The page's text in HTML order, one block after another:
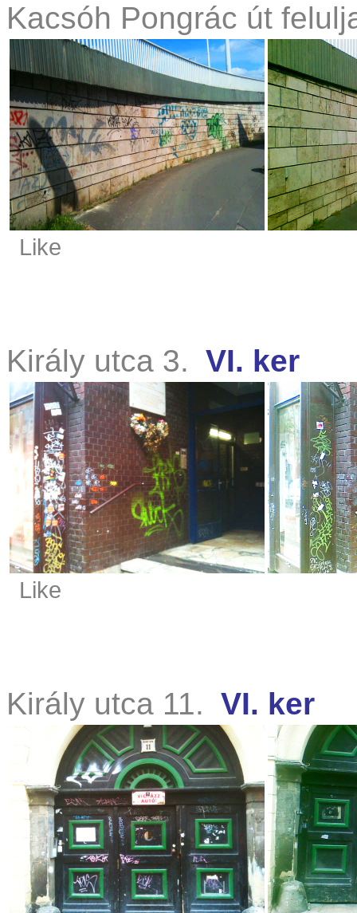
Kacsóh Pongrác út
Like
Király utca 3. VI. ker
Like
Király utca 11. VI. ker